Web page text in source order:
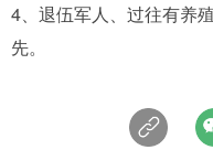
4、退伍军人、过往有养
先。